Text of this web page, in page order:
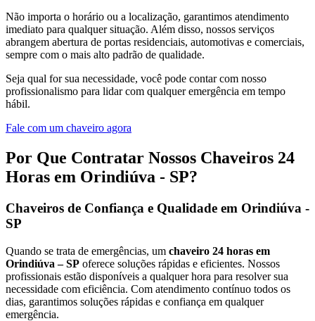
Não importa o horário ou a localização, garantimos atendimento
imediato para qualquer situação. Além disso, nossos serviços
abrangem abertura de portas residenciais, automotivas e comerciais,
sempre com o mais alto padrão de qualidade.
Seja qual for sua necessidade, você pode contar com nosso
profissionalismo para lidar com qualquer emergência em tempo
hábil.
Fale com um chaveiro agora
Por Que Contratar Nossos Chaveiros 24
Horas em Orindiúva - SP?
Chaveiros de Confiança e Qualidade em Orindiúva -
SP
Quando se trata de emergências, um chaveiro 24 horas em
Orindiúva – SP oferece soluções rápidas e eficientes. Nossos
profissionais estão disponíveis a qualquer hora para resolver sua
necessidade com eficiência. Com atendimento contínuo todos os
dias, garantimos soluções rápidas e confiança em qualquer
emergência.